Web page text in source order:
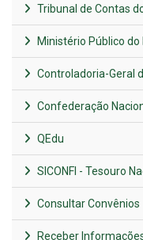
Tribunal de Contas
Ministério Público
Controladoria-Geral
Confederação
QEdu
SICONFI - Tesouro
Consultar Convênios
Receber